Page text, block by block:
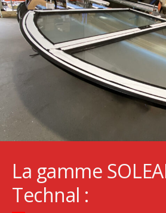
La gamme
Technal :